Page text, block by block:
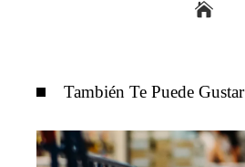
También Te Puede Gustar